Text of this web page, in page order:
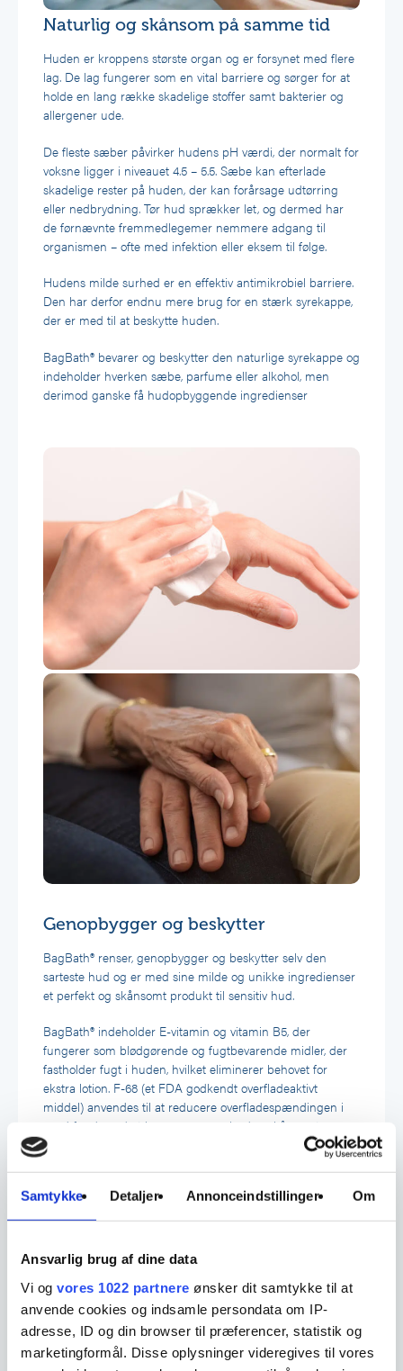
Samtykke Detaljer Annonceindstillinger Om
Ansvarlig brug af dine data
Vi og vores 1022 partnere ønsker dit samtykke til at
anvende cookies og indsamle persondata om IP-
adresse, ID og din browser til præferencer, statistik og
marketingformål. Disse oplysninger videregives til vores
Naturlig og skånsom på samme tid
Huden er kroppens største organ og er forsynet med flere
lag. De lag fungerer som en vital barriere og sørger for at
holde en lang række skadelige stoffer samt bakterier og
allergener ude.
De fleste sæber påvirker hudens pH værdi, der normalt for
voksne ligger i niveauet 4.5 – 5.5. Sæbe kan efterlade
skadelige rester på huden, der kan forårsage udtørring
eller nedbrydning. Tør hud sprækker let, og dermed har
de førnævnte fremmedlegemer nemmere adgang til
organismen – ofte med infektion eller eksem til følge.
Hudens milde surhed er en effektiv antimikrobiel barriere.
Den har derfor endnu mere brug for en stærk syrekappe,
der er med til at beskytte huden.
BagBath® bevarer og beskytter den naturlige syrekappe og
indeholder hverken sæbe, parfume eller alkohol, men
derimod ganske få hudopbyggende ingredienser
Genopbygger og beskytter
BagBath® renser, genopbygger og beskytter selv den
sarteste hud og er med sine milde og unikke ingredienser
et perfekt og skånsomt produkt til sensitiv hud.
BagBath® indeholder E-vitamin og vitamin B5, der
fungerer som blødgørende og fugtbevarende midler, der
fastholder fugt i huden, hvilket eliminerer behovet for
ekstra lotion. F-68 (et FDA godkendt overfladeaktivt
middel) anvendes til at reducere overfladespændingen i
vand for derved at kunne oprense huden skånsomt.
F-68 er et kendt hud- og sårrensemiddel.
Bagbath® er dermatologisk testet ved et institut i Brasilien
(testrapport kan rekvireres).
Indhold
Rent non ionisk vand – Mildt og rent
Overfladeaktivt stof (F-68) – FDA godkendt hud- og
sårrensesmiddel
Vitamin B5 (Dexpanthenol) – Fugtighedsgiver,